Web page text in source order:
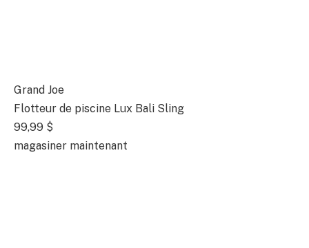
Grand Joe
Flotteur de piscine Lux Bali Sling
99,99 $
magasiner maintenant